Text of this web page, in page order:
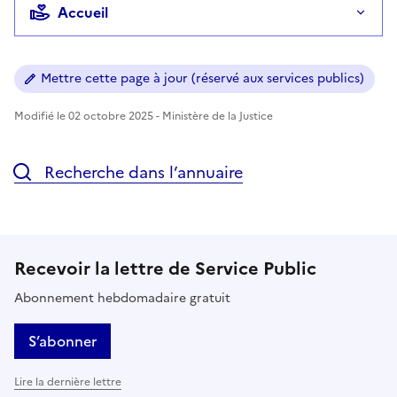
Accueil
Mettre cette page à jour (réservé aux services publics)
Modifié le 02 octobre 2025 - Ministère de la Justice
Recherche dans l’annuaire
Recevoir la lettre de Service Public
Abonnement hebdomadaire gratuit
S’abonner
Lire la dernière lettre